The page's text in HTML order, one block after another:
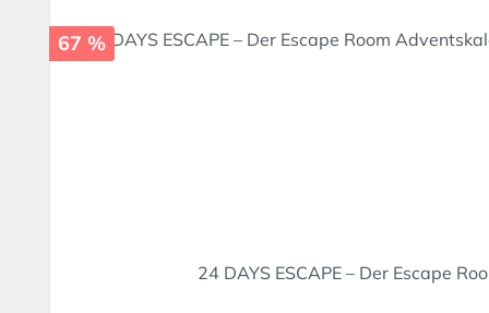
67 %
24 DAYS ESCAPE – Der Escape